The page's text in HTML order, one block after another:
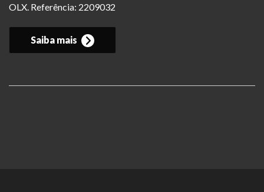
OLX. Referência: 2209032
Saiba mais